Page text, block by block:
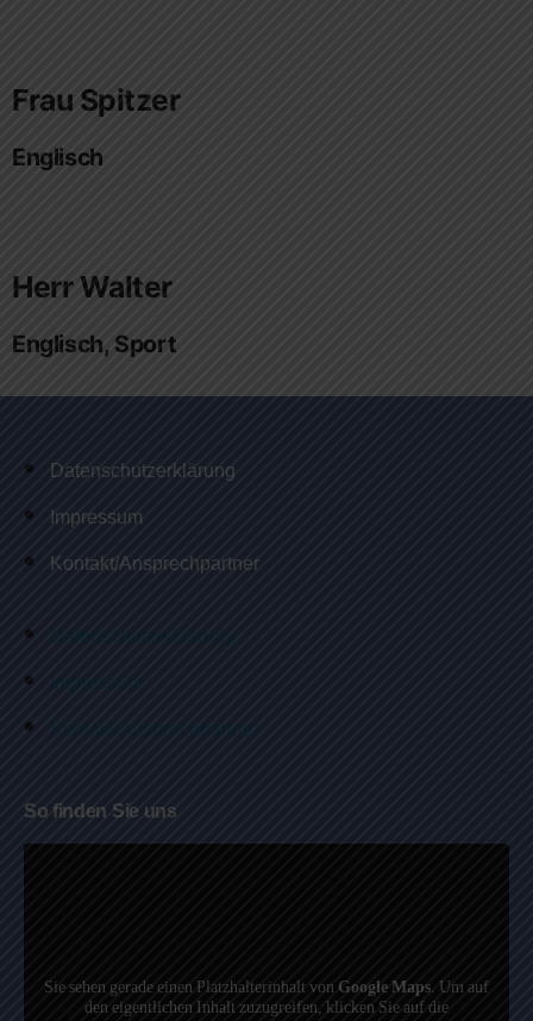
Frau Spitzer
Englisch
Herr Walter
Englisch, Sport
Datenschutzerklärung
Impressum
Kontakt/Ansprechpartner
Datenschutzerklärung
Impressum
Kontakt/Ansprechpartner
So finden Sie uns
Sie sehen gerade einen Platzhalterinhalt von Google Maps. Um auf
den eigentlichen Inhalt zuzugreifen, klicken Sie auf die